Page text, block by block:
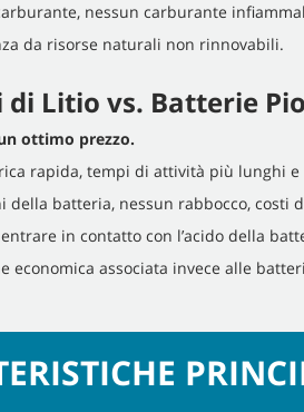
nessun carburante
da risorse naturali non rinnovabili.
Litio vs. Batterie
ottimo prezzo.
rapida, tempi di attività più lunghi
della batteria, nessun rabbocco,
in contatto con l’acido della
economica associata invece alle